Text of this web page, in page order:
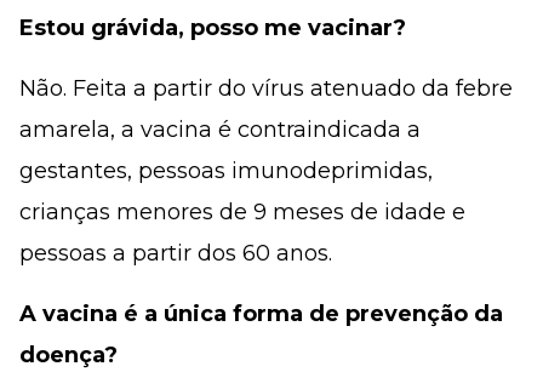
Estou grávida, posso me vacinar?
Não. Feita a partir do vírus atenuado da febre
amarela, a vacina é contraindicada a
gestantes, pessoas imunodeprimidas,
crianças menores de 9 meses de idade e
pessoas a partir dos 60 anos.
A vacina é a única forma de prevenção da
doença?